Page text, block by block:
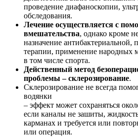
проведение диафаноскопии,
обследования.
Лечение осуществляется с
вмешательства, однако кроме
назначение антибактериальной,
терапии, применение народных
в том числе спорта.
Действенный метод
проблемы – склерозирование.
Склерозирование не всегда
водянки
– эффект может сохраняться
если каналы не зашиты,
карманах и требуется или
или операция.